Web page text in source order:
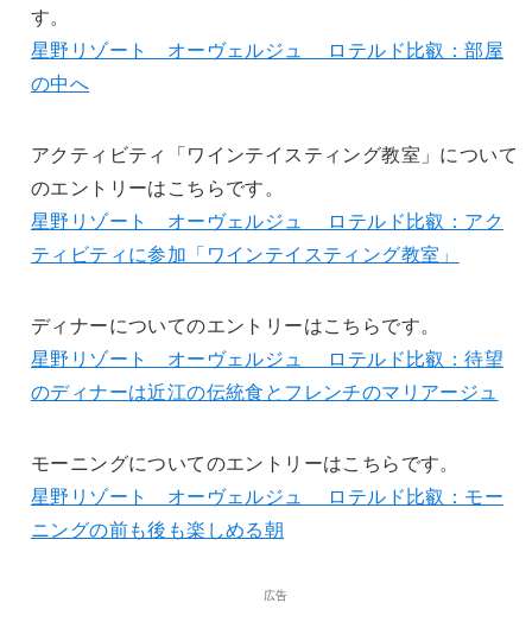
す。
星野リゾート オーヴェルジュ ロテルド比叡：部屋
の中へ
アクティビティ「ワインテイスティング教室」について
のエントリーはこちらです。
星野リゾート オーヴェルジュ ロテルド比叡：アク
ティビティに参加「ワインテイスティング教室」
ディナーについてのエントリーはこちらです。
星野リゾート オーヴェルジュ ロテルド比叡：待望
のディナーは近江の伝統食とフレンチのマリアージュ
モーニングについてのエントリーはこちらです。
星野リゾート オーヴェルジュ ロテルド比叡：モー
ニングの前も後も楽しめる朝
広告